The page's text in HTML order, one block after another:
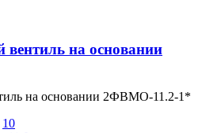
на основании
на основании 2ФВМO-11.2-1*
10